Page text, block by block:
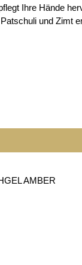
Ihre Hände
und